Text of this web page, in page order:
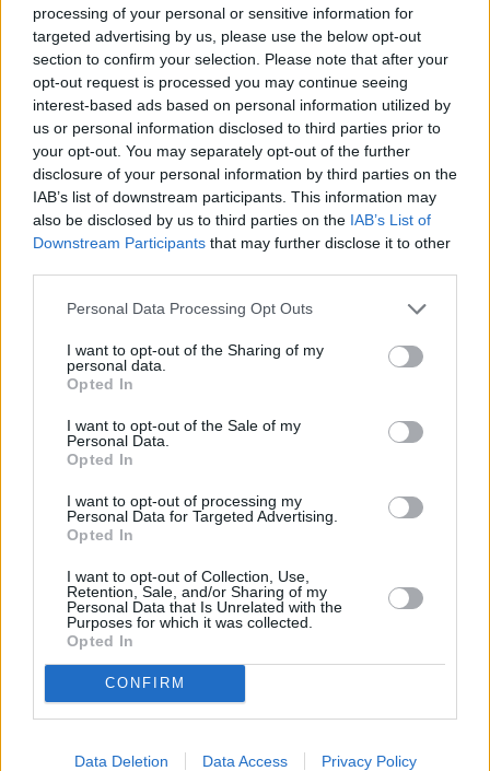
processing of your personal or sensitive information for
targeted advertising by us, please use the below opt-out
section to confirm your selection. Please note that after your
opt-out request is processed you may continue seeing
interest-based ads based on personal information utilized by
us or personal information disclosed to third parties prior to
your opt-out. You may separately opt-out of the further
disclosure of your personal information by third parties on the
IAB’s list of downstream participants. This information may
also be disclosed by us to third parties on the IAB’s List of
Downstream Participants that may further disclose it to other
Personal Data Processing Opt Outs
I want to opt-out of the Sharing of my
personal data.
Opted In
I want to opt-out of the Sale of my
Personal Data.
Opted In
I want to opt-out of processing my
Personal Data for Targeted Advertising.
Opted In
I want to opt-out of Collection, Use,
Retention, Sale, and/or Sharing of my
Personal Data that Is Unrelated with the
Purposes for which it was collected.
Opted In
CONFIRM
Data Deletion Data Access Privacy Policy
Renewables της Mytilineos, ανέφερε σχετικά με τη
συμφωνία: «Η υπογραφή του πρώτου PPA της
Mytilineos στην Ιρλανδία ενισχύει την παρουσία της
εταιρείας στην τοπική αγορά ανανεώσιμων πηγών
ανάπτυξης. Είμαστε υπερήφανοι που
συνεργαζόμαστε με την Keppel, έναν διεθνή πάροχο
αξιόπιστων Data Centers σε όλη την Ευρώπη και στις
περιοχές Ασίας-Ειρηνικού, αναγνωρίζοντας την
εξέχουσα ανάγκη για «πράσινες» λύσεις, σε μια
απαιτητική αγορά ενέργειας».